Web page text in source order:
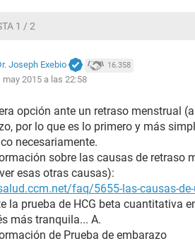
1 / 2
Joseph Exebio 16.358
may 2015 a las 22:58
opción ante un retraso menstrual
por lo que es lo primero y más
necesariamente.
sobre las causas de retraso
esas otras causas):
faq/5655-las-causas-
la prueba de HCG beta cuantitativa
más tranquila... A.
de Prueba de embarazo